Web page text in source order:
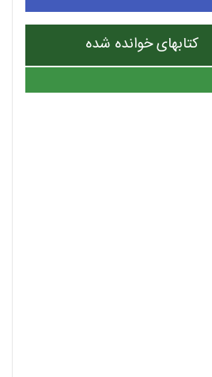
کتابهای خوانده شده